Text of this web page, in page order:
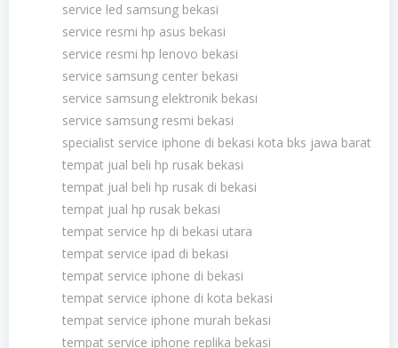
service led samsung bekasi
service resmi hp asus bekasi
service resmi hp lenovo bekasi
service samsung center bekasi
service samsung elektronik bekasi
service samsung resmi bekasi
specialist service iphone di bekasi kota bks jawa barat
tempat jual beli hp rusak bekasi
tempat jual beli hp rusak di bekasi
tempat jual hp rusak bekasi
tempat service hp di bekasi utara
tempat service ipad di bekasi
tempat service iphone di bekasi
tempat service iphone di kota bekasi
tempat service iphone murah bekasi
tempat service iphone replika bekasi